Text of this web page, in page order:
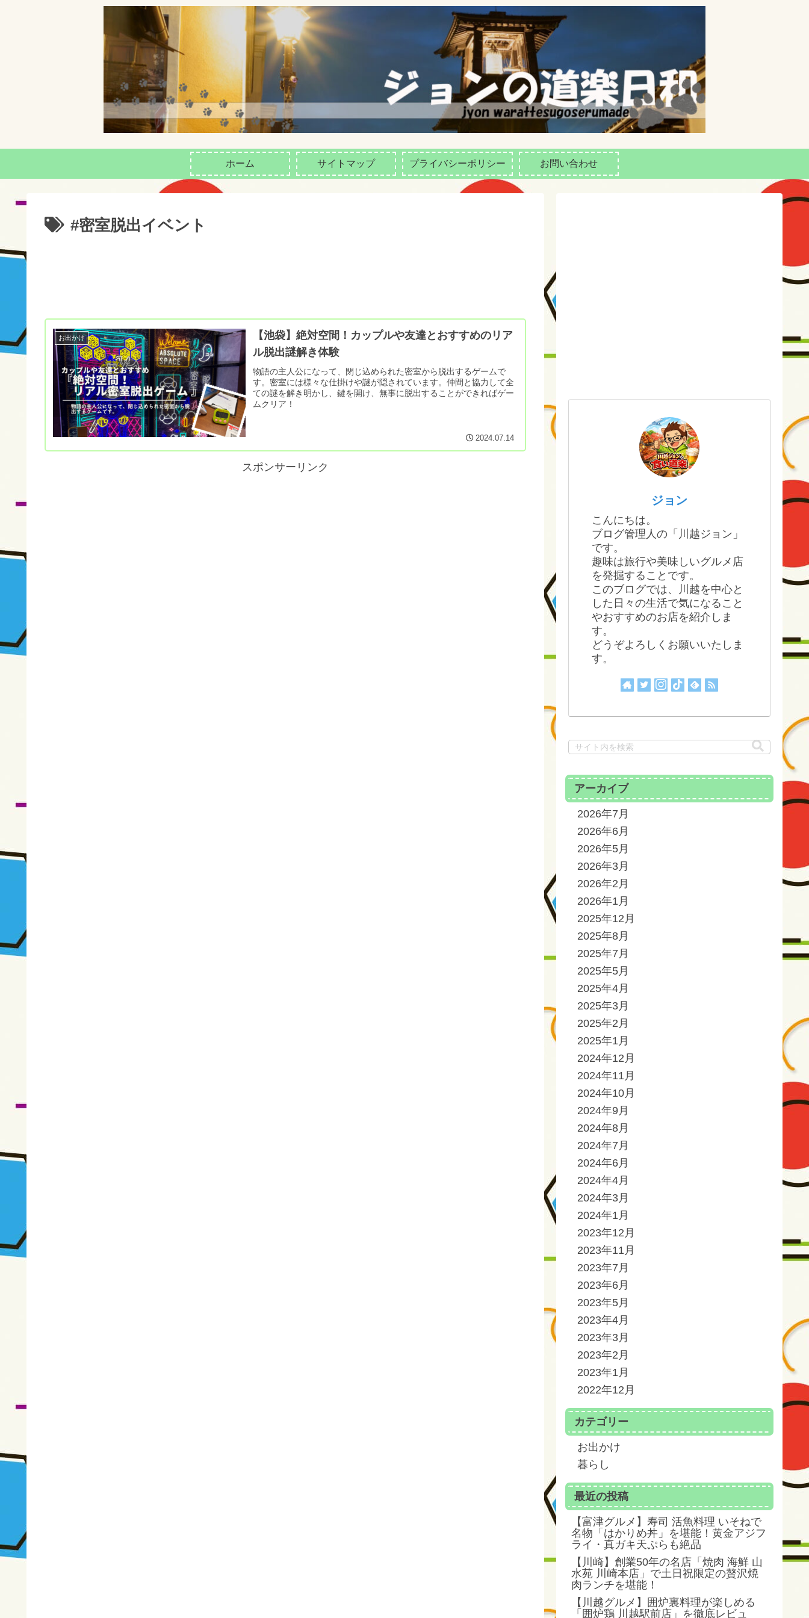
ホーム サイトマップ プライバシーポリシー お問い合わせ
#密室脱出イベント
お出かけ
【池袋】絶対空間！カップルや友達とおすすめのリア
ル脱出謎解き体験
物語の主人公になって、閉じ込められた密室から脱出するゲームで
す。密室には様々な仕掛けや謎が隠されています。仲間と協力して全
ての謎を解き明かし、鍵を開け、無事に脱出することができればゲー
ムクリア！
2024.07.14
スポンサーリンク
ジョン
こんにちは。
ブログ管理人の「川越ジョン」
です。
趣味は旅行や美味しいグルメ店
を発掘することです。
このブログでは、川越を中心と
した日々の生活で気になること
やおすすめのお店を紹介しま
す。
どうぞよろしくお願いいたしま
す。
アーカイブ
2026年7月
2026年6月
2026年5月
2026年3月
2026年2月
2026年1月
2025年12月
2025年8月
2025年7月
2025年5月
2025年4月
2025年3月
2025年2月
2025年1月
2024年12月
2024年11月
2024年10月
2024年9月
2024年8月
2024年7月
2024年6月
2024年4月
2024年3月
2024年1月
2023年12月
2023年11月
2023年7月
2023年6月
2023年5月
2023年4月
2023年3月
2023年2月
2023年1月
2022年12月
カテゴリー
お出かけ
暮らし
最近の投稿
【富津グルメ】寿司 活魚料理 いそねで
名物「はかりめ丼」を堪能！黄金アジフ
ライ・真ガキ天ぷらも絶品
【川崎】創業50年の名店「焼肉 海鮮 山
水苑 川崎本店」で土日祝限定の贅沢焼
肉ランチを堪能！
【川越グルメ】囲炉裏料理が楽しめる
「囲炉鶏 川越駅前店」を徹底レビュ